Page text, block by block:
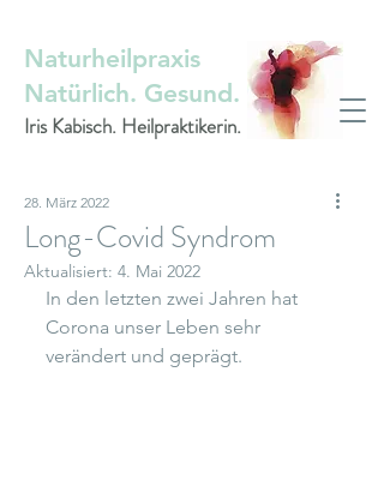
Naturheilpraxis
Natürlich. Gesund.
Iris Kabisch. Heilpraktikerin.
Long-Covid Syndrom
28. März 2022
Aktualisiert: 4. Mai 2022
In den letzten zwei Jahren hat
Corona unser Leben sehr
verändert und geprägt.